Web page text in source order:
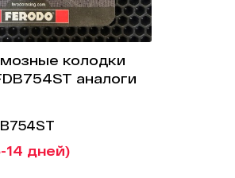
колодки
аналоги
14 дней)